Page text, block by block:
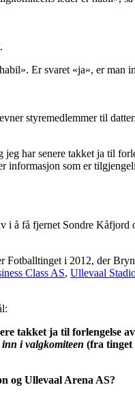
Er svaret «ja», er
styremedlemmer til
har senere takket ja til
som er
i å få fjernet Sondre
i 2012, der
Class AS, Ullevaal
takket ja til forlengelse
i valgkomiteen (fra tinget
og Ullevaal Arena AS?